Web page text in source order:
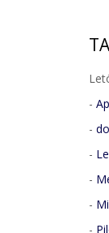
-
-
-
-
-
-